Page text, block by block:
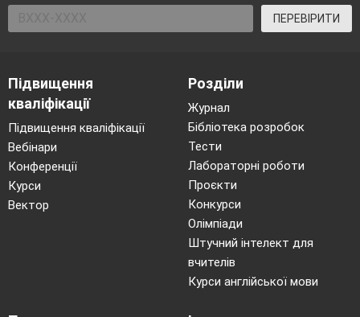
Кохайтеся, чорноброві,
Бо москалі – чужі люди,
Роблять лихо з вами.
Москаль любить жартуючи.
Жартуючи кине;
Піде в свою Московщину,
А дівчина гине…
Що привела на світ Божий,
ПЕРЕВІРИТИ
Підвищення
кваліфікації
Підвищення кваліфікації
Вебінари
Конференції
Курси
Вектор
Розділи
Журнал
Бібліотека розробок
Тести
Лабораторні роботи
Проєкти
Конкурси
Олімпіади
Штучний інтелект для
вчителів
Курси англійської мови